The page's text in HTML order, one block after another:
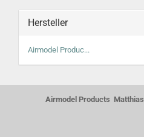
Hersteller
Airmodel Produc...
Airmodel Products Matthias